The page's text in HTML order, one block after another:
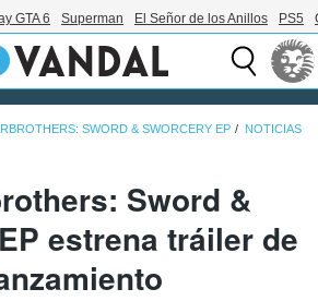
GTA 6 Superman El Señor de los Anillos PS5
SWORD & SWORCERY EP NOTICIAS
Sword &
estrena tráiler de